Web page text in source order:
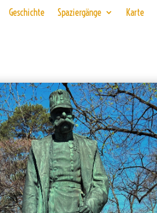
Geschichte Spaziergänge Karte